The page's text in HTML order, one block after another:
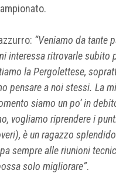
“Veniamo da tante
interessa ritrovarle
la Pergolettese,
pensare a noi stessi. La
siamo un po’ in
vogliamo riprendere i
è un ragazzo
sempre alle riunioni
solo migliorare”.